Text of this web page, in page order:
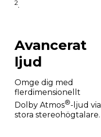
2.
Avancerat
ljud
Omge dig med
flerdimensionellt
Dolby Atmos®-ljud via
stora stereohögtalare.